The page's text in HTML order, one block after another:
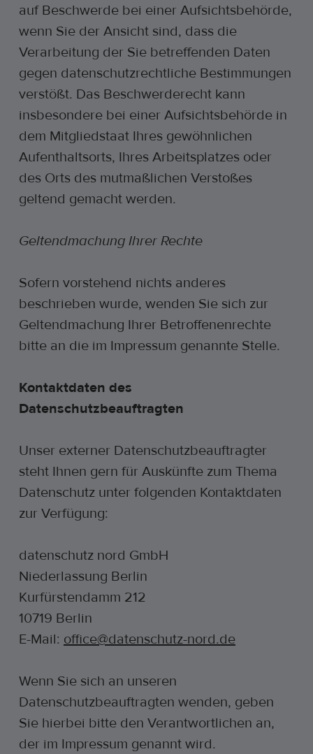
auf Beschwerde bei einer Aufsichtsbehörde,
wenn Sie der Ansicht sind, dass die
Verarbeitung der Sie betreffenden Daten
gegen datenschutzrechtliche Bestimmungen
verstößt. Das Beschwerderecht kann
insbesondere bei einer Aufsichtsbehörde in
dem Mitgliedstaat Ihres gewöhnlichen
Aufenthaltsorts, Ihres Arbeitsplatzes oder
des Orts des mutmaßlichen Verstoßes
geltend gemacht werden.
Geltendmachung Ihrer Rechte
Sofern vorstehend nichts anderes
beschrieben wurde, wenden Sie sich zur
Geltendmachung Ihrer Betroffenenrechte
bitte an die im Impressum genannte Stelle.
Kontaktdaten des
Datenschutzbeauftragten
Unser externer Datenschutzbeauftragter
steht Ihnen gern für Auskünfte zum Thema
Datenschutz unter folgenden Kontaktdaten
zur Verfügung:
datenschutz nord GmbH
Niederlassung Berlin
Kurfürstendamm 212
10719 Berlin
E-Mail: office@datenschutz-nord.de
Wenn Sie sich an unseren
Datenschutzbeauftragten wenden, geben
Sie hierbei bitte den Verantwortlichen an,
der im Impressum genannt wird.